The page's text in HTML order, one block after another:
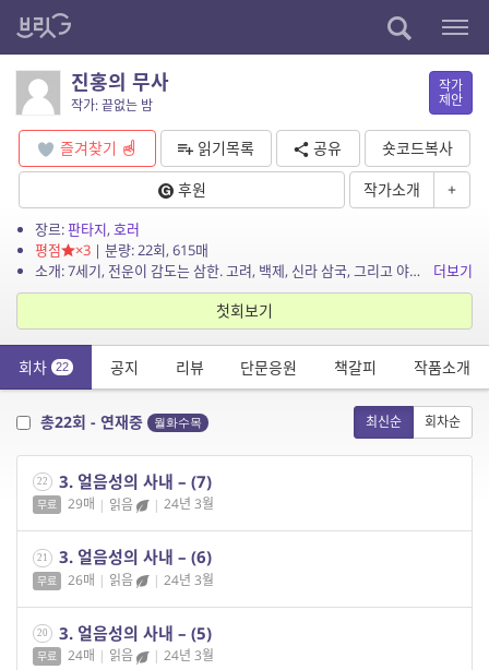
진홍의 무사
작가: 끝없는 밤
작가
제안
즐겨찾기 읽기목록 공유
숏코드복사
후원
작가소개 +
장르:판타지,호러
평점
×3| 분량: 22회, 615매
소개: 7세기, 전운이 감도는 삼한. 고려, 백제, 신라 삼국, 그리고 야마토와 왜를 비롯한 수많은 외부세력들의 각축장이 되어버린 어지러운 난세에 한 무사가 나타난다. 백 년이 넘은 비밀...
더보기
첫회보기
회차 22 공지 리뷰 단문응원 책갈피 작품소개
총22회 - 연재중 월화수목 최신순 회차순
22 3. 얼음성의 사내 – (7)
무료 29매 | 읽음 | 24년 3월
21 3. 얼음성의 사내 – (6)
무료 26매 | 읽음 | 24년 3월
20 3. 얼음성의 사내 – (5)
무료 24매 | 읽음 | 24년 3월